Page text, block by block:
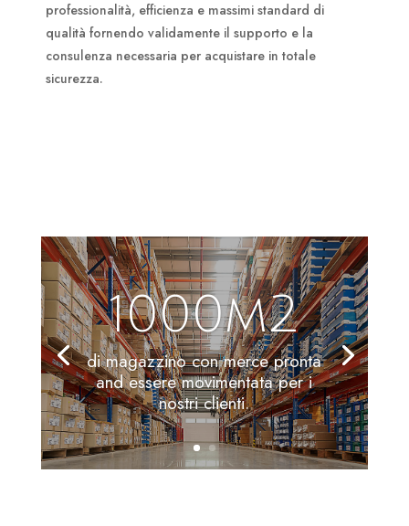
professionalità, efficienza e massimi standard di
qualità fornendo validamente il supporto e la
consulenza necessaria per acquistare in totale
sicurezza.
1000m2
di magazzino con merce pronta
and essere movimentata per i
nostri clienti.